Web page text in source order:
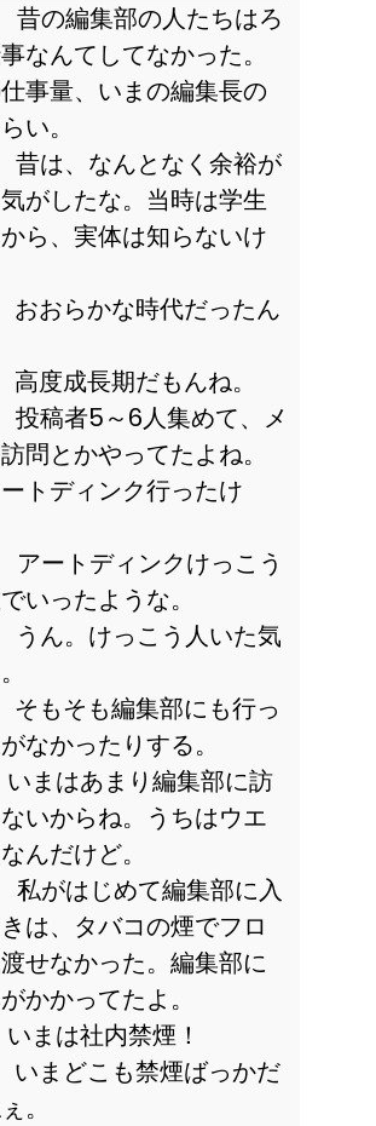
集部の人たちはろ
なんてしてなかった。
事量、いまの編集長の
い。
なんとなく余裕が
がしたな。当時は学生
ら、実体は知らないけ
らかな時代だったん
成長期だもんね。
者5～6人集めて、メ
問とかやってたよね。
トディンク行ったけ
ディンクけっこう
いったような。
けっこう人いた気
そも編集部にも行っ
なかったりする。
はあまり編集部に訪
いからね。うちはウエ
んだけど。
じめて編集部に入
は、タバコの煙でフロ
せなかった。編集部に
かかってたよ。
は社内禁煙！
どこも禁煙ばっかだ
。